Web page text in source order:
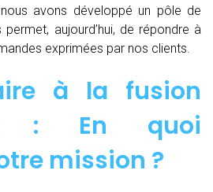
avons développé un pôle de
aujourd’hui, de répondre à
exprimées par nos clients.
à la fusion
: En quoi
mission ?